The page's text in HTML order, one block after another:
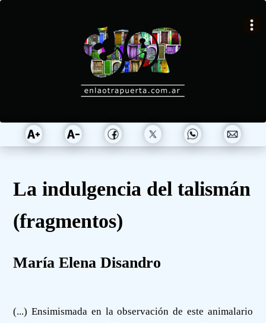
La indulgencia del talismán
(fragmentos)
María Elena Disandro
(...) Ensimismada en la observación de este animalario